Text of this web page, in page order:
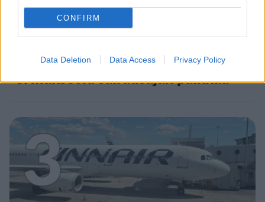
CONFIRM
Data Deletion Data Access Privacy Policy
Työnantaja ei hyväksynyt
etälääkärin
sairauslomatodistuksia – neljälle
ei maksettu sairausajan palkkaa
3